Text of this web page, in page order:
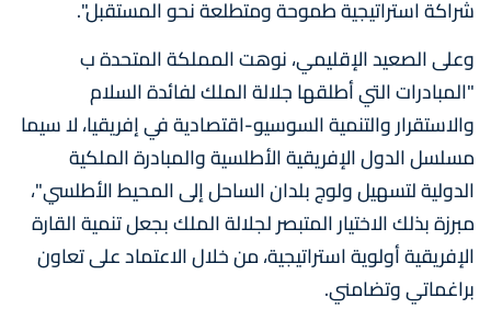
شراكة استراتيجية طموحة ومتطلعة نحو المستقبل".
وعلى الصعيد الإقليمي، نوهت المملكة المتحدة ب
"المبادرات التي أطلقها جلالة الملك لفائدة السلام
والاستقرار والتنمية السوسيو-اقتصادية في إفريقيا، لا سيما
مسلسل الدول الإفريقية الأطلسية والمبادرة الملكية
الدولية لتسهيل ولوج بلدان الساحل إلى المحيط الأطلسي"،
مبرزة بذلك الاختيار المتبصر لجلالة الملك بجعل تنمية القارة
الإفريقية أولوية استراتيجية، من خلال الاعتماد على تعاون
براغماتي وتضامني.